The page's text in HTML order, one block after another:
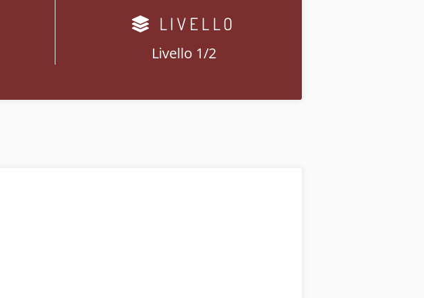
LIVELLO
Livello 1/2